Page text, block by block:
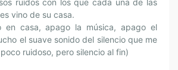
ruidos con los que cada una de las
vino de su casa.
en casa, apago la música, apago el
el suave sonido del silencio que me
ruidoso, pero silencio al fin)